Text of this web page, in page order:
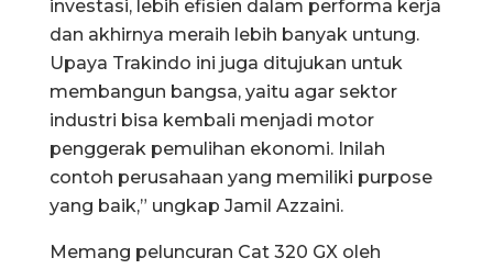
investasi, lebih efisien dalam performa kerja
dan akhirnya meraih lebih banyak untung.
Upaya Trakindo ini juga ditujukan untuk
membangun bangsa, yaitu agar sektor
industri bisa kembali menjadi motor
penggerak pemulihan ekonomi. Inilah
contoh perusahaan yang memiliki purpose
yang baik,” ungkap Jamil Azzaini.
Memang peluncuran Cat 320 GX oleh